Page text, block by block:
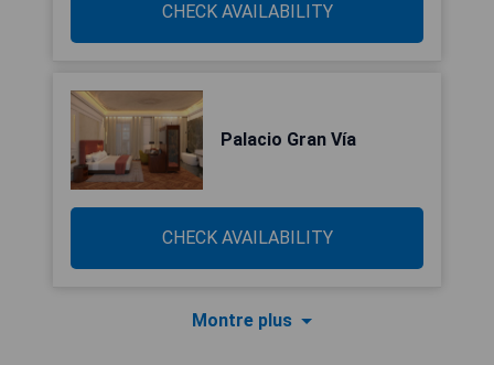
CHECK AVAILABILITY
Palacio Gran Vía
CHECK AVAILABILITY
Montre plus